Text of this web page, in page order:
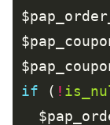
if ( !